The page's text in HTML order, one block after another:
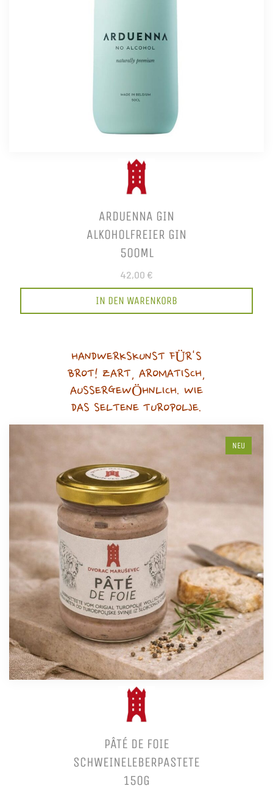
ARDUENNA GIN
ALKOHOLFREIER GIN
500ML
42,00 €
IN DEN WARENKORB
HANDWERKSKUNST FÜR'S
BROT! ZART, AROMATISCH,
AUSSERGEWÖHNLICH. WIE
DAS SELTENE TUROPOLJE.
NEU
PÂTÉ DE FOIE
SCHWEINELEBERPASTETE
150G